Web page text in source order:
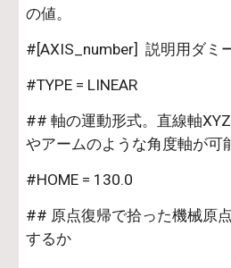
の値。
#[AXIS_number]  説明用ダミ
#TYPE = LINEAR
## 軸の運動形式。直線軸
やアームのような角度軸が可
#HOME = 130.0
## 原点復帰で拾った機械原
するか